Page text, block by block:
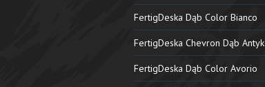
FertigDeska Dąb Color Bianco
FertigDeska Chevron Dąb Antyk
FertigDeska Dąb Color Avorio